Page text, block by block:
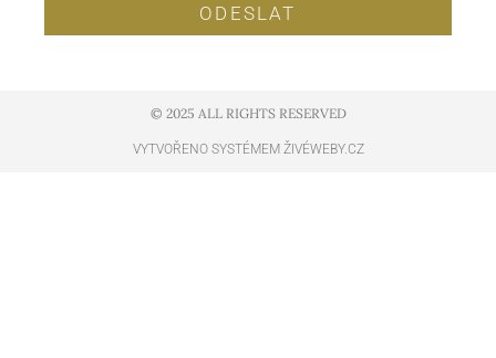
ODESLAT
© 2025 ALL RIGHTS RESERVED​
VYTVOŘENO SYSTÉMEM ŽIVÉWEBY.CZ